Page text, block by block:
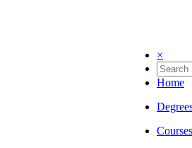
×
Home
Courses